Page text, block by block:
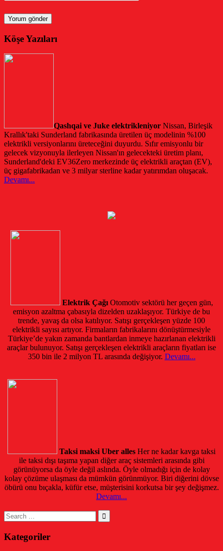
Köşe Yazıları
Qashqai ve Juke elektrikleniyor Nissan, Birleşik
Krallık'taki Sunderland fabrikasında üretilen üç modelinin %100
elektrikli versiyonlarını üreteceğini duyurdu. Sıfır emisyonlu bir
gelecek vizyonuyla ilerleyen Nissan'ın gelecekteki üretim planı,
Sunderland'deki EV36Zero merkezinde üç elektrikli araçtan (EV),
üç gigafabrikadan ve 3 milyar sterline kadar yatırımdan oluşacak.
Devamı...
Elektrik Çağı Otomotiv sektörü her geçen gün,
emisyon azaltma çabasıyla dizelden uzaklaşıyor. Türkiye de bu
trende, yavaş da olsa katılıyor. Satışı gerçekleşen yüzde 100
elektrikli sayısı artıyor. Firmaların fabrikalarını dönüştürmesiyle
Türkiye’de yakın zamanda bantlardan inmeye hazırlanan elektrikli
araçlar bulunuyor. Satışı gerçekleşen elektrikli araçların fiyatları ise
350 bin ile 2 milyon TL arasında değişiyor. Devamı...
Taksi maksi Uber alles Her ne kadar kavga taksi
ile taksi dışı taşıma yapan diğer araç sistemleri arasında gibi
görünüyorsa da öyle değil aslında. Öyle olmadığı için de kolay
kolay çözüme ulaşması da mümkün görünmüyor. Biri diğerini dövse
öbürü onu bıçakla, küfür etse, müşterisini korkutsa bir şey değişmez.
Devamı...
Search
for:
Kategoriler